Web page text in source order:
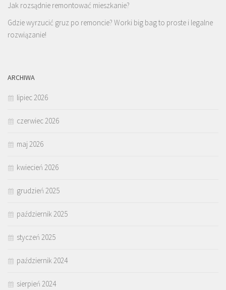
Jak rozsądnie remontować mieszkanie?
Gdzie wyrzucić gruz po remoncie? Worki big bag to proste i legalne
rozwiązanie!
ARCHIWA
lipiec 2026
czerwiec 2026
maj 2026
kwiecień 2026
grudzień 2025
październik 2025
styczeń 2025
październik 2024
sierpień 2024